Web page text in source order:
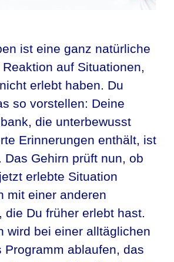
ist eine ganz natürliche
auf Situationen,
erlebt haben. Du
so vorstellen: Deine
die unterbewusst
Erinnerungen enthält, ist
Das Gehirn prüft nun, ob
erlebte Situation
mit einer anderen
die Du früher erlebt hast.
wird bei einer alltäglichen
Programm ablaufen, das